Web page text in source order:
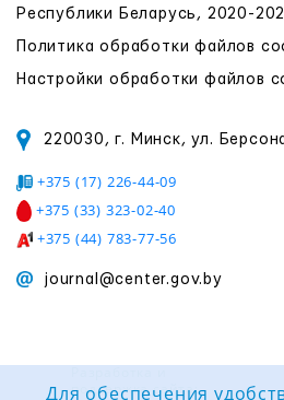
Республики Беларусь, 2020-
Политика обработки файлов
Настройки обработки файлов
220030, г. Минск, ул.
+375 (17) 226-44-09
+375 (33) 323-02-40
+375 (44) 783-77-56
journal@center.gov.by
поддержка сайта:
Для обеспечения